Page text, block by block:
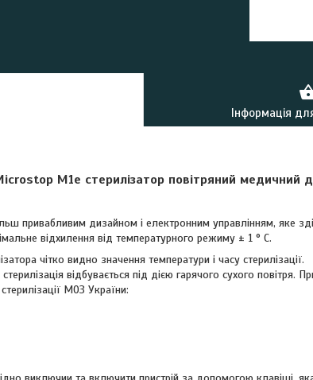
Інформація
M1e стерилізатор повітряний медичний
привабливим дизайном і електронним управлінням, яке
відхилення від температурного режиму ± 1 ° C.
чітко видно значення температури і часу стерилізації.
відбувається під дією гарячого сухого повітря.
МОЗ України: